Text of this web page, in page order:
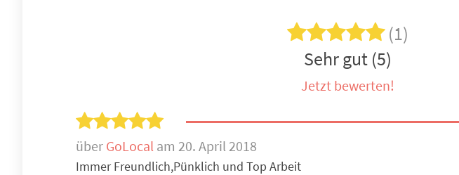
(1)
Sehr gut (5)
Jetzt bewerten!
über GoLocal am 20. April 2018
Immer Freundlich,Pünklich und Top Arbeit